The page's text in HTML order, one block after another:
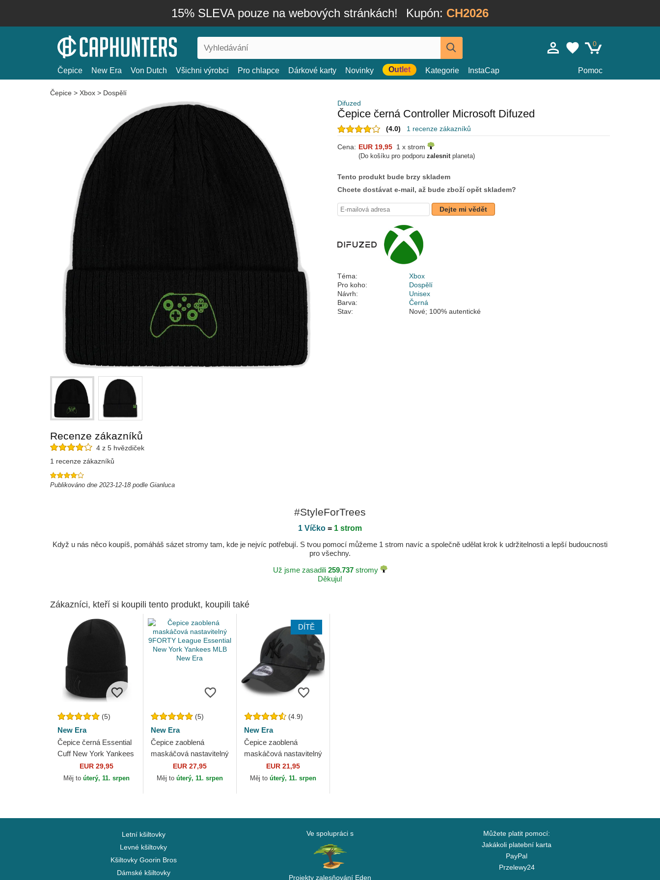
15% SLEVA pouze na webových stránkách! Kupón: CH2026
0
Čepice New Era Von Dutch Všichni výrobci Pro chlapce Dárkové karty Novinky Outlet Kategorie InstaCap Pomoc
Čepice > Xbox > Dospělí
Difuzed
Čepice černá Controller Microsoft Difuzed
(4.0) 1 recenze zákazníků
Cena: EUR 19,95 1 x strom
(Do košíku pro podporu zalesnitplaneta)
Tento produkt bude brzy skladem
Chcete dostávat e-mail, až bude zboží opět skladem?
Dejte mi vědět
Téma:
Xbox
Pro koho:
Dospělí
Návrh:
Unisex
Barva:
Černá
Stav:
Nové; 100% autentické
Recenze zákazníků
4 z 5 hvězdiček
1 recenze zákazníků
Publikováno dne 2023-12-18 podle Gianluca
#StyleForTrees
1 Víčko = 1 strom
Když u nás něco koupíš, pomáháš sázet stromy tam, kde je nejvíc potřebují. S tvou pomocí můžeme 1 strom navíc a společně udělat krok k udržitelnosti a lepší budoucnosti
pro všechny.
Už jsme zasadili 259.737stromy
Děkuju!
Zákazníci, kteří si koupili tento produkt, koupili také
(5)
New Era
Čepice černá Essential
Cuff New York Yankees
MLB New Era
EUR 29,95
Měj to úterý, 11. srpen
(5)
New Era
Čepice zaoblená
maskáčová nastavitelný
9FORTY League
Essential New York
EUR 27,95
Měj to úterý, 11. srpen
DÍTĚ
(4.9)
New Era
Čepice zaoblená
maskáčová nastavitelný
pro děti 9FORTY
League Essential New
EUR 21,95
Měj to úterý, 11. srpen
Letní kšiltovky
Levné kšiltovky
Kšiltovky Goorin Bros
Dámské kšiltovky
Ve spolupráci s
Projekty zalesňování Eden
Můžete platit pomocí:
Jakákoli platební karta
PayPal
Przelewy24